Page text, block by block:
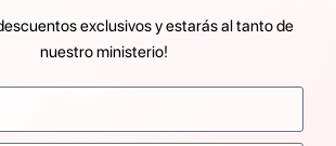
exclusivos y estarás al tanto de
nuestro ministerio!